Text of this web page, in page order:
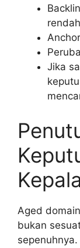
rendah
Jika
Aged
bukan